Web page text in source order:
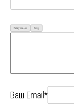
Визуально Код
Ваш Email*